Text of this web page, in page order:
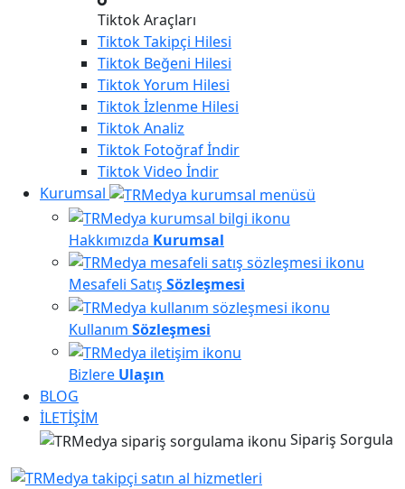
Tiktok Araçları
TiktokTakipçi Hilesi
Tiktok Beğeni Hilesi
TiktokYorum Hilesi
Tiktokİzlenme Hilesi
TiktokAnaliz
Tiktok Fotoğraf İndir
TiktokVideo İndir
Kurumsal
Hakkımızda Kurumsal
Mesafeli Satış Sözleşmesi
Kullanım Sözleşmesi
Bizlere Ulaşın
BLOG
İLETİŞİM
Sipariş Sorgula